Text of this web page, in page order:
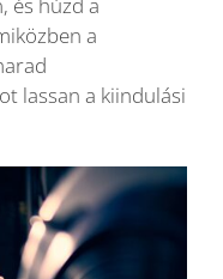
a
lassan a kiindulási